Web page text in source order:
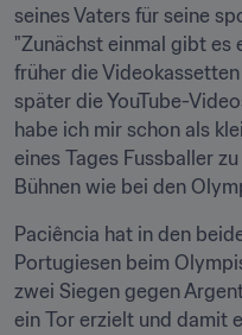
seines Vaters für seine
"Zunächst einmal gibt es
früher die
später die YouTube-
habe ich mir schon als
eines Tages Fussballer
Bühnen wie bei den
Paciência hat in den
Portugiesen beim
zwei Siegen gegen
ein Tor erzielt und damit